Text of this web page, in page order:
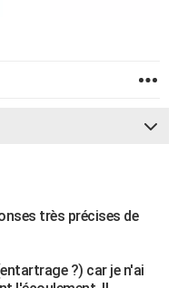
très précises de
?) car je n'ai